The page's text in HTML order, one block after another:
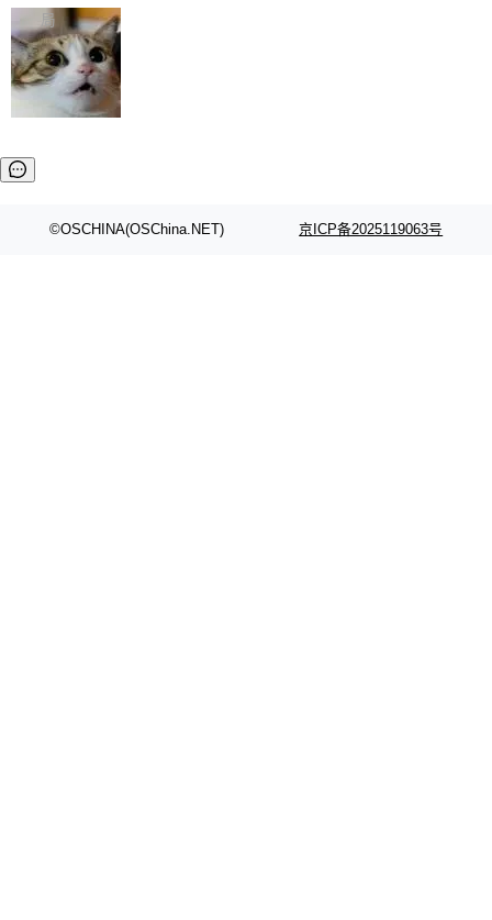
质的最低采样率）的音频格式将被拒绝 修复了 C
SS 圆角虚线样式中可能存在的问题 如果表单中
的图像元素不在同一个子树中，则它们将不再关
联 加...
最强的若干项。对于尚未正式发版的 PG 19，则
通过拉取过去一年内（从 PG 18 Beta1 时间点
至今）的所有 commit，同样交由 AI 分析提炼。
经过人工复核，准确度令人满意。这一方法也为
社区爱好者提供了高效跟踪新版本的思路。
维护工作一直与我的日常工作、家务、社交生活
和休闲娱乐竞争时间。" 这是 libexpat 维护者 S
ebastian Pipping 写在博客里的话。8 月 4 日，
他宣布了一个新消息：从 2026 年 8 月 1 日起，
他可以全职维护 libexpat 了，最长 6 个月。发
编写的流式 XML 解析器，MIT 许可证。和 libx
库之一。你的操作系统、浏览器、无数的基础设
局
©OSCHINA(OSChina.NET) 京ICP备2025119063号